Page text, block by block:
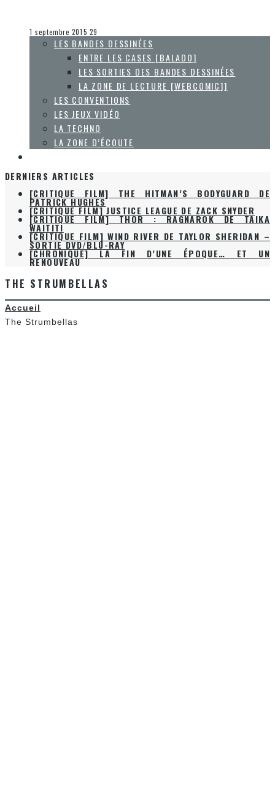
1 septembre 2015 29
LES BANDES DESSINÉES
ENTRE LES CASES [BALADO]
LES SORTIES DES BANDES DESSINÉES
LA ZONE DE LECTURE [WEBCOMIC]]
LES CONVENTIONS
LES JEUX VIDÉO
LA TECHNO
LA ZONE D’ÉCOUTE
DERNIERS ARTICLES
[CRITIQUE FILM] THE HITMAN’S BODYGUARD DE
PATRICK HUGHES
[CRITIQUE FILM] JUSTICE LEAGUE DE ZACK SNYDER
[CRITIQUE FILM] THOR : RAGNAROK DE TAIKA
WAITITI
[CRITIQUE FILM] WIND RIVER DE TAYLOR SHERIDAN –
SORTIE DVD/BLU-RAY
[CHRONIQUE] LA FIN D’UNE ÉPOQUE… ET UN
RENOUVEAU
THE STRUMBELLAS
Accueil
The Strumbellas